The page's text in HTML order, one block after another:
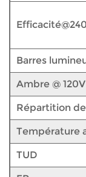
Barres
Ambre @ 120V
Répartition
Température
TUD